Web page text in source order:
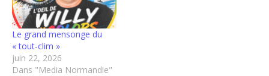
Le grand mensonge du
« tout-clim »
juin 22, 2026
Dans "Media Normandie"